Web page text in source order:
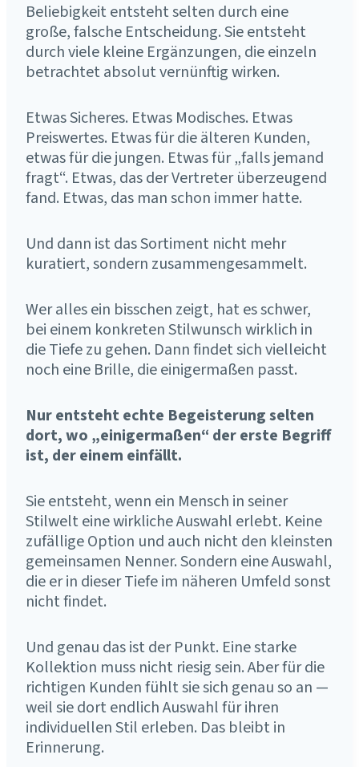
Beliebigkeit entsteht selten durch eine
große, falsche Entscheidung. Sie entsteht
durch viele kleine Ergänzungen, die einzeln
betrachtet absolut vernünftig wirken.
Etwas Sicheres. Etwas Modisches. Etwas
Preiswertes. Etwas für die älteren Kunden,
etwas für die jungen. Etwas für „falls jemand
fragt“. Etwas, das der Vertreter überzeugend
fand. Etwas, das man schon immer hatte.
Und dann ist das Sortiment nicht mehr
kuratiert, sondern zusammengesammelt.
Wer alles ein bisschen zeigt, hat es schwer,
bei einem konkreten Stilwunsch wirklich in
die Tiefe zu gehen. Dann findet sich vielleicht
noch eine Brille, die einigermaßen passt.
Nur entsteht echte Begeisterung selten
dort, wo „einigermaßen“ der erste Begriff
ist, der einem einfällt.
Sie entsteht, wenn ein Mensch in seiner
Stilwelt eine wirkliche Auswahl erlebt. Keine
zufällige Option und auch nicht den kleinsten
gemeinsamen Nenner. Sondern eine Auswahl,
die er in dieser Tiefe im näheren Umfeld sonst
nicht findet.
Und genau das ist der Punkt. Eine starke
Kollektion muss nicht riesig sein. Aber für die
richtigen Kunden fühlt sie sich genau so an —
weil sie dort endlich Auswahl für ihren
individuellen Stil erleben. Das bleibt in
Erinnerung.